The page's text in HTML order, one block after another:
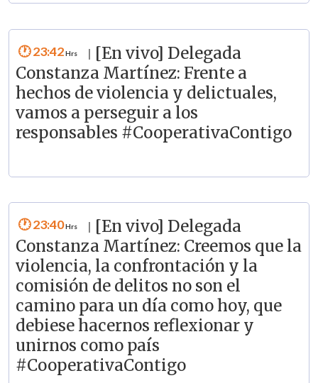
23:42
[En vivo] Delegada
Constanza Martínez: Frente a
hechos de violencia y delictuales,
vamos a perseguir a los
responsables #CooperativaContigo
23:40
[En vivo] Delegada
Constanza Martínez: Creemos que la
violencia, la confrontación y la
comisión de delitos no son el
camino para un día como hoy, que
debiese hacernos reflexionar y
unirnos como país
#CooperativaContigo